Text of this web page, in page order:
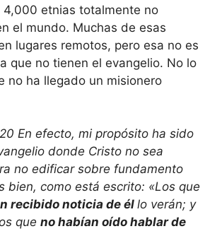
4,000 etnias totalmente no
el mundo. Muchas de esas
lugares remotos, pero esa no es
que no tienen el evangelio. No lo
no ha llegado un misionero
En efecto, mi propósito ha sido
donde Cristo no sea
no edificar sobre fundamento
bien, como está escrito: «Los que
recibido noticia de él lo verán; y
que no habían oído hablar de